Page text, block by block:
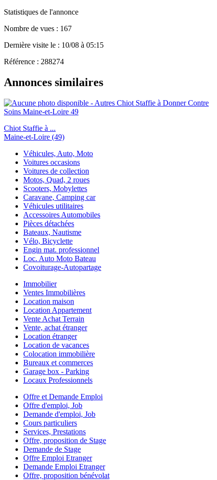
Statistiques de l'annonce
Nombre de vues : 167
Dernière visite le : 10/08 à 05:15
Référence : 288274
Annonces similaires
Chiot Staffie à ...
Maine-et-Loire (49)
Véhicules, Auto, Moto
Voitures occasions
Voitures de collection
Motos, Quad, 2 roues
Scooters, Mobylettes
Caravane, Camping car
Véhicules utilitaires
Accessoires Automobiles
Pièces détachées
Bateaux, Nautisme
Vélo, Bicyclette
Engin mat. professionnel
Loc. Auto Moto Bateau
Covoiturage-Autopartage
Immobilier
Ventes Immobilières
Location maison
Location Appartement
Vente Achat Terrain
Vente, achat étranger
Location étranger
Location de vacances
Colocation immobilière
Bureaux et commerces
Garage box - Parking
Locaux Professionnels
Offre et Demande Emploi
Offre d'emploi, Job
Demande d'emploi, Job
Cours particuliers
Services, Prestations
Offre, proposition de Stage
Demande de Stage
Offre Emploi Etranger
Demande Emploi Etranger
Offre, proposition bénévolat